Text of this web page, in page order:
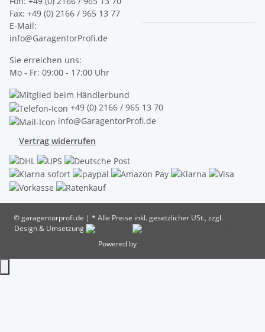
Fax: +49 (0) 2166 / 965 13 77
E-Mail:
info@GaragentorProfi.de
Sie erreichen uns:
Mo - Fr: 09:00 - 17:00 Uhr
+49 (0) 2166 / 965 13 70
info@GaragentorProfi.de
Vertrag widerrufen
© garagentorprofi.de | * Alle Preise inkl. gesetzlicher USt., zzgl.
Design & Umsetzung
Powered by